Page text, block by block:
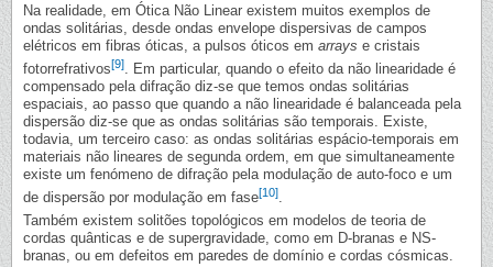
Na realidade, em Ótica Não Linear existem muitos exemplos de
ondas solitárias, desde ondas envelope dispersivas de campos
elétricos em fibras óticas, a pulsos óticos em arrays e cristais
fotorrefrativos[9]. Em particular, quando o efeito da não linearidade é
compensado pela difração diz-se que temos ondas solitárias
espaciais, ao passo que quando a não linearidade é balanceada pela
dispersão diz-se que as ondas solitárias são temporais. Existe,
todavia, um terceiro caso: as ondas solitárias espácio-temporais em
materiais não lineares de segunda ordem, em que simultaneamente
existe um fenómeno de difração pela modulação de auto-foco e um
de dispersão por modulação em fase[10].
Também existem solitões topológicos em modelos de teoria de
cordas quânticas e de supergravidade, como em D-branas e NS-
branas, ou em defeitos em paredes de domínio e cordas cósmicas.